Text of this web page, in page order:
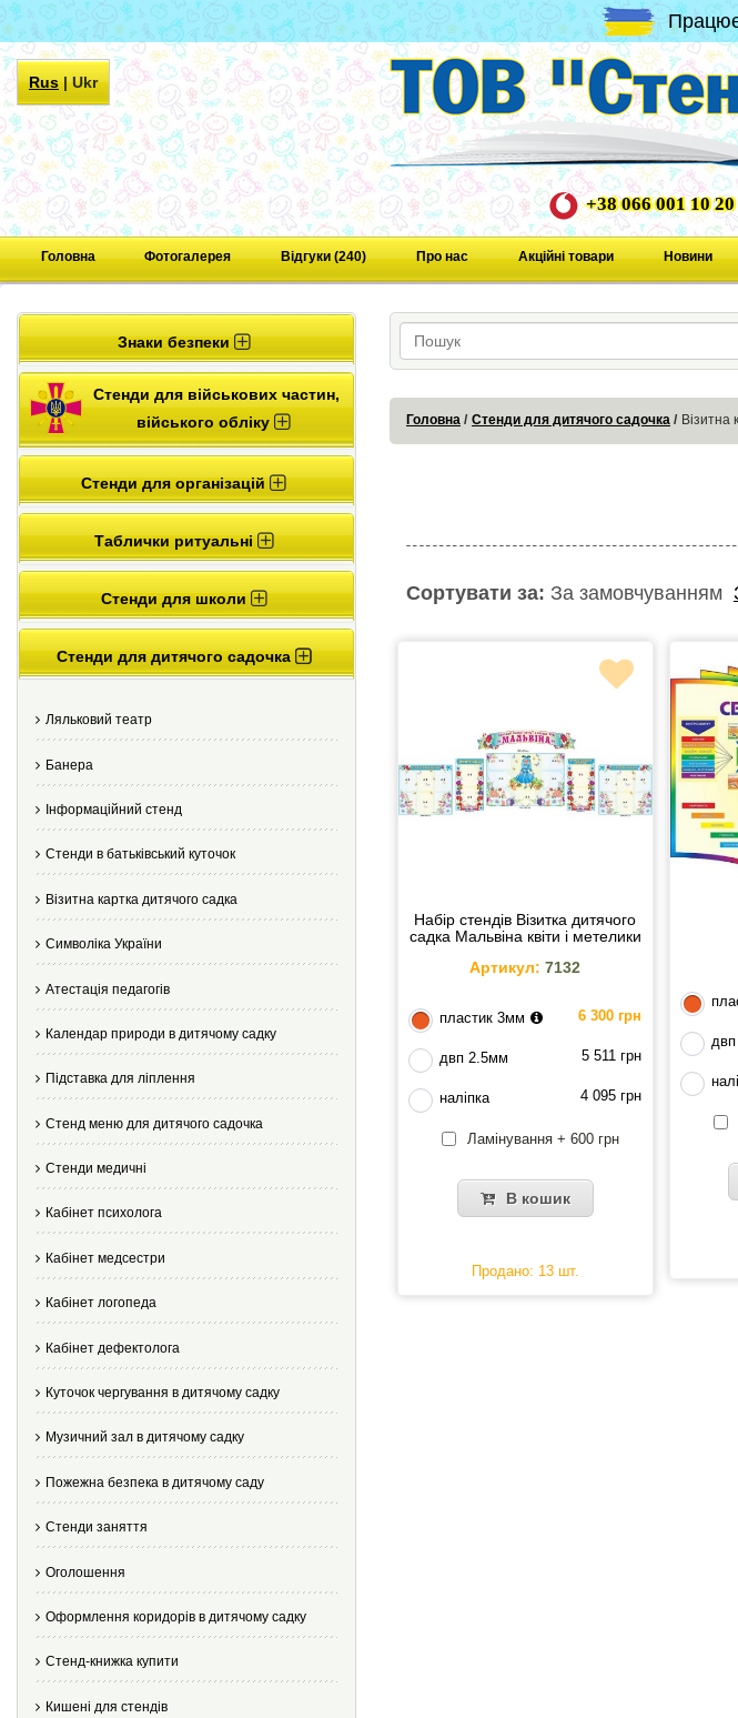
Rus|Ukr
+38 066 001 10 20
Головна Фотогалерея Відгуки (240) Про нас Акційні товари Новини
Знаки безпеки
Стенди для військових частин,
війського обліку
Стенди для організацій
Таблички ритуальні
Стенди для школи
Стенди для дитячого садочка
Ляльковий театр
Банера
Інформаційний стенд
Стенди в батьківський куточок
Візитна картка дитячого садка
Cимволіка України
Атестація педагогів
Календар природи в дитячому садку
Підставка для ліплення
Стенд меню для дитячого садочка
Стенди медичні
Кабінет психолога
Кабінет медсестри
Кабінет логопеда
Кабінет дефектолога
Куточок чергування в дитячому садку
Музичний зал в дитячому садку
Пожежна безпека в дитячому саду
Стенди заняття
Оголошення
Оформлення коридорів в дитячому садку
Стенд-книжка купити
Кишені для стендів
Головна Стенди для дитячого садочка Візитна
Сортувати за: За замовчуванням
Набір стендів Візитка дитячого
садка Мальвіна квіти і метелики
Артикул: 7132
пластик 3мм 6 300 грн
двп 2.5мм 5 511 грн
наліпка 4 095 грн
Ламінування + 600 грн
В кошик
Продано: 13 шт.